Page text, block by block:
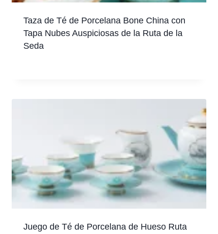
Taza de Té de Porcelana Bone China con
Tapa Nubes Auspiciosas de la Ruta de la
Seda
Juego de Té de Porcelana de Hueso Ruta